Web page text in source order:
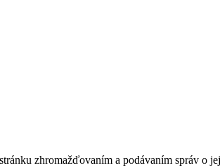
zhromažďovaním a podávaním správ o